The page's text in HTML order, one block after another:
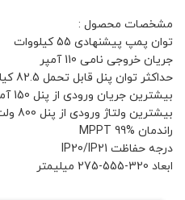
مشخصات محصول :
توان پمپ پیشنهادی 55 کیلووات
جریان خروجی نامی 110 آمپر
حداکثر توان پنل قابل تحمل 82.5 کیلووات
بیشترین جریان ورودی از پنل 150 آمپر
بیشترین ولتاژ ورودی از پنل 800 ولت
راندمان MPPT 99%
درجه حفاظت IP20/IP21
ابعاد 320-555-275 میلیمتر